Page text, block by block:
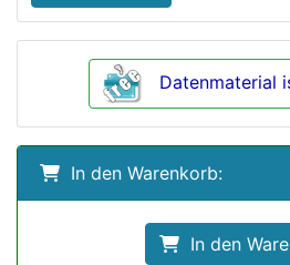
Datenmaterial
In den Warenkorb:
In den